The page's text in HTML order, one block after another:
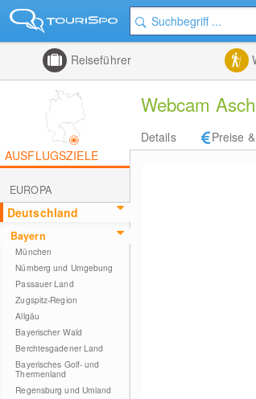
Reiseführer
Webcam
Details Preise
AUSFLUGSZIELE
EUROPA
Deutschland
Bayern
München
Nürnberg und Umgebung
Passauer Land
Zugspitz-Region
Allgäu
Bayerischer Wald
Berchtesgadener Land
Bayerisches Golf- und
Thermenland
Regensburg und Umland